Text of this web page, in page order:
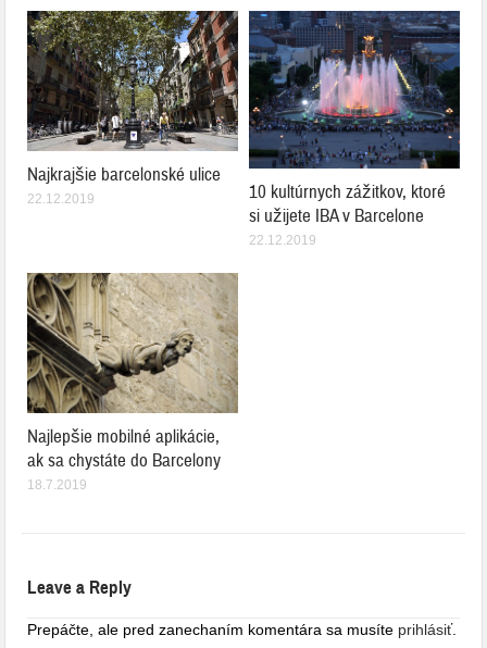
Najkrajšie barcelonské ulice
22.12.2019
10 kultúrnych zážitkov, ktoré
si užijete IBA v Barcelone
22.12.2019
Najlepšie mobilné aplikácie,
ak sa chystáte do Barcelony
18.7.2019
Leave a Reply
Prepáčte, ale pred zanechaním komentára sa musíte prihlásiť.